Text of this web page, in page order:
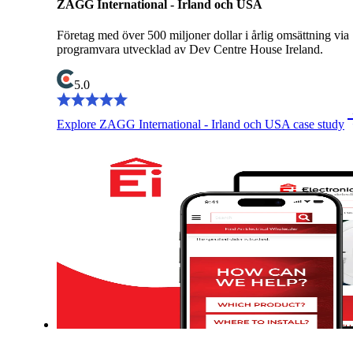
ZAGG International - Irland och USA
Företag med över 500 miljoner dollar i årlig omsättning via
programvara utvecklad av Dev Centre House Ireland.
5.0
Explore ZAGG International - Irland och USA case study